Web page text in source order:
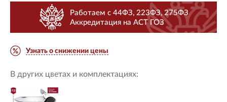
Работаем с 44ФЗ, 223ФЗ, 275ФЗ
Аккредитация на АСТ ГОЗ
Узнать о снижении цены
В других цветах и комплектациях: